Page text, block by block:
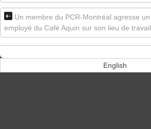
Un membre du PCR-Montréal agresse un
employé du Café Aquin sur son lieu de travail
English